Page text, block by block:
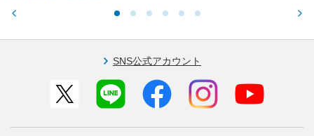
SNS公式アカウント